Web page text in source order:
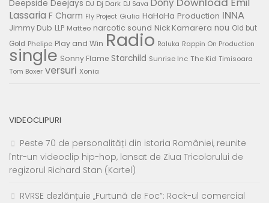
Deepside Deejays DJ Dj Dark DJ Sava Dony
Emil
Lassaria F Charm Fly Project Giulia HaHaHa Production INNA
Jimmy Dub LLP Matteo narcotic sound Nick Kamarera nou Old but
Gold Phelipe Play and Win Radio Raluka Rappin On Production
single Sonny Flame Starchild Sunrise Inc The Kid Timisoara
Tom Boxer versuri Xonia
VIDEOCLIPURI
Peste 70 de personalități din istoria României, reunite
într-un videoclip hip-hop, lansat de Ziua Tricolorului de
regizorul Richard Stan (Kartel)
RVRSE dezlănțuie „Furtună de Foc”: Rock-ul comercial